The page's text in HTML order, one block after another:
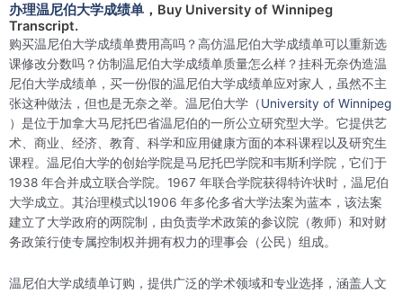
办理温尼伯大学成绩单 ，Buy University of Winnipeg
Transcript.
购买温尼伯大学成绩单费用高吗？高仿温尼伯大学成绩单可以重新选
课修改分数吗？仿制温尼伯大学成绩单质量怎么样？挂科无奈伪造温
尼伯大学成绩单，买一份假的温尼伯大学成绩单应对家人，虽然不主
张这种做法，但也是无奈之举。温尼伯大学（University of Winnipeg
）是位于加拿大马尼托巴省温尼伯的一所公立研究型大学。它提供艺
术、商业、经济、教育、科学和应用健康方面的本科课程以及研究生
课程。温尼伯大学的创始学院是马尼托巴学院和韦斯利学院，它们于
1938 年合并成立联合学院。1967 年联合学院获得特许状时，温尼伯
大学成立。其治理模式以1906 年多伦多省大学法案为蓝本，该法案
建立了大学政府的两院制，由负责学术政策的参议院（教师）和对财
务政策行使专属控制权并拥有权力的理事会（公民）组成。
温尼伯大学成绩单订购，提供广泛的学术领域和专业选择，涵盖人文